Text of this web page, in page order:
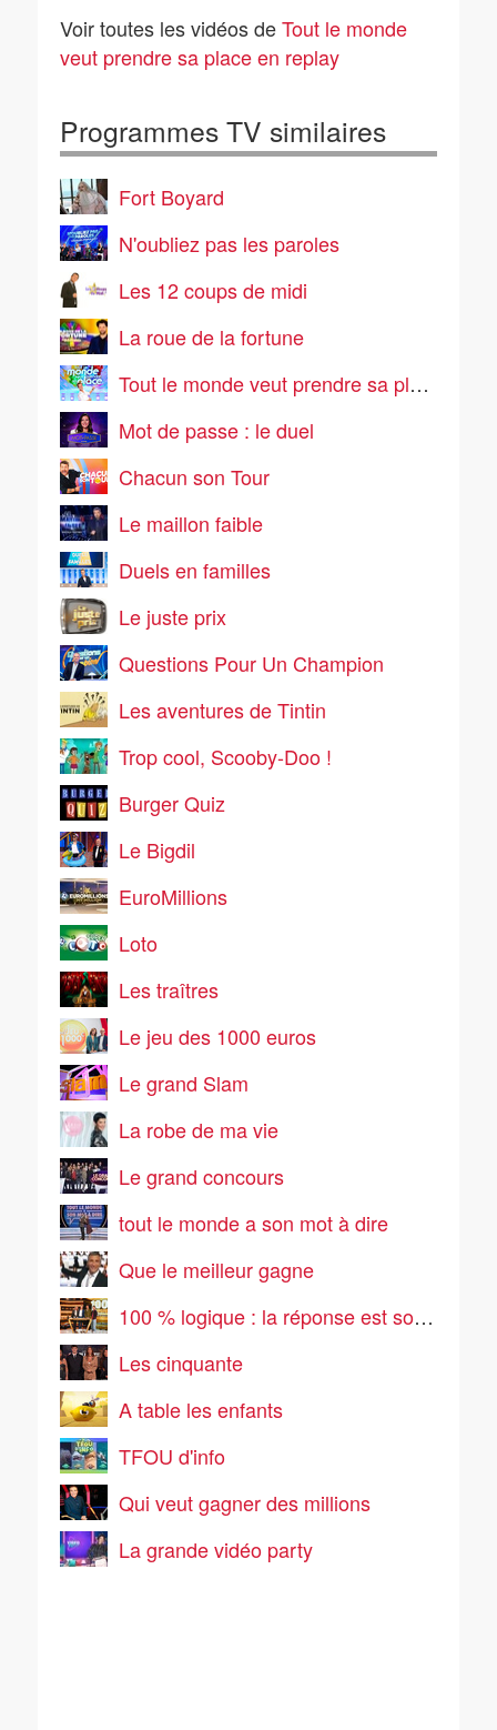
Voir toutes les vidéos deTout le monde
veut prendre sa place en replay
Programmes TV similaires
Fort Boyard
N'oubliez pas les paroles
Les 12 coups de midi
La roue de la fortune
Tout le monde veut prendre sa place
Mot de passe : le duel
Chacun son Tour
Le maillon faible
Duels en familles
Le juste prix
Questions Pour Un Champion
Les aventures de Tintin
Trop cool, Scooby-Doo !
Burger Quiz
Le Bigdil
EuroMillions
Loto
Les traîtres
Le jeu des 1000 euros
Le grand Slam
La robe de ma vie
Le grand concours
tout le monde a son mot à dire
Que le meilleur gagne
100 % logique : la réponse est sous vos yeux
Les cinquante
A table les enfants
TFOU d'info
Qui veut gagner des millions
La grande vidéo party